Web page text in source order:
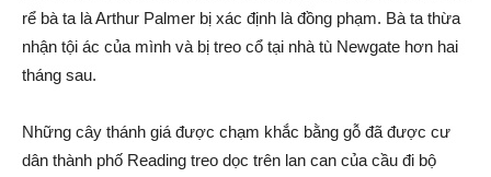
rể bà ta là Arthur Palmer bị xác định là đồng phạm. Bà ta thừa
nhận tội ác của mình và bị treo cổ tại nhà tù Newgate hơn hai
tháng sau.
Những cây thánh giá được chạm khắc bằng gỗ đã được cư
dân thành phố Reading treo dọc trên lan can của cầu đi bộ